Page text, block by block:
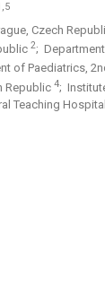
Czech
2;
of Paediatrics,
Republic 4;
Teach­­ing